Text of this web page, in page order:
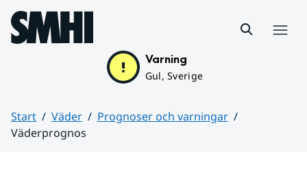
Hoppa till sidans innehåll
Varning
Gul, Sverige
Start Väder
Prognoser och varningar
Väderprognos